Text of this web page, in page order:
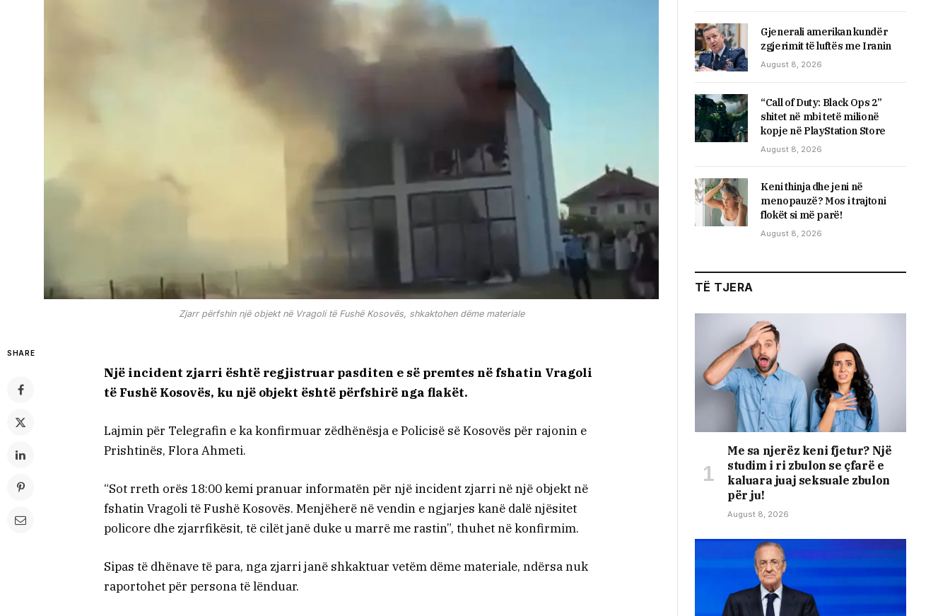
Zjarr përfshin një objekt në Vragoli të Fushë Kosovës, shkaktohen dëme materiale
SHARE
Një incident zjarri është regjistruar pasditen e së premtes në fshatin Vragoli
të Fushë Kosovës, ku një objekt është përfshirë nga flakët.
Lajmin për Telegrafin e ka konfirmuar zëdhënësja e Policisë së Kosovës për rajonin e
Prishtinës, Flora Ahmeti.
“Sot rreth orës 18:00 kemi pranuar informatën për një incident zjarri në një objekt në
fshatin Vragoli të Fushë Kosovës. Menjëherë në vendin e ngjarjes kanë dalë njësitet
policore dhe zjarrfikësit, të cilët janë duke u marrë me rastin”, thuhet në konfirmim.
Sipas të dhënave të para, nga zjarri janë shkaktuar vetëm dëme materiale, ndërsa nuk
raportohet për persona të lënduar.
Gjenerali amerikan kundër
zgjerimit të luftës me Iranin
August 8, 2026
“Call of Duty: Black Ops 2”
shitet në mbi tetë milionë
kopje në PlayStation Store
August 8, 2026
Keni thinja dhe jeni në
menopauzë? Mos i trajtoni
flokët si më parë!
August 8, 2026
TË TJERA
Me sa njerëz keni fjetur? Një
studim i ri zbulon se çfarë e
kaluara juaj seksuale zbulon
për ju!
August 8, 2026